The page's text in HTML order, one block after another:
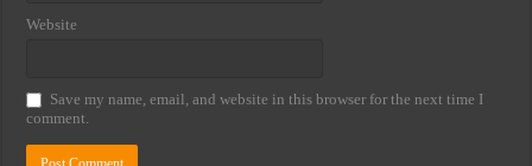
Website
Save my name, email, and website in this browser for the next time I
comment.